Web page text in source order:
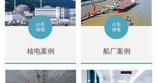
核电案例 船厂案例